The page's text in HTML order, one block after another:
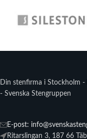
Din stenfirma i Stockholm -
- Svenska Stengruppen
E-post:
Ritarslingan 3, 187 66